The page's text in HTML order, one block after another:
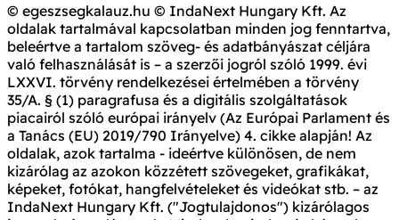
© egeszsegkalauz.hu © IndaNext Hungary Kft. Az
oldalak tartalmával kapcsolatban minden jog fenntartva,
beleértve a tartalom szöveg- és adatbányászat céljára
való felhasználását is – a szerzői jogról szóló 1999. évi
LXXVI. törvény rendelkezései értelmében a törvény
35/A. § (1) paragrafusa és a digitális szolgáltatások
piacairól szóló európai irányelv (Az Európai Parlament és
a Tanács (EU) 2019/790 Irányelve) 4. cikke alapján! Az
oldalak, azok tartalma - ideértve különösen, de nem
kizárólag az azokon közzétett szövegeket, grafikákat,
képeket, fotókat, hangfelvételeket és videókat stb. – az
IndaNext Hungary Kft. ("Jogtulajdonos") kizárólagos